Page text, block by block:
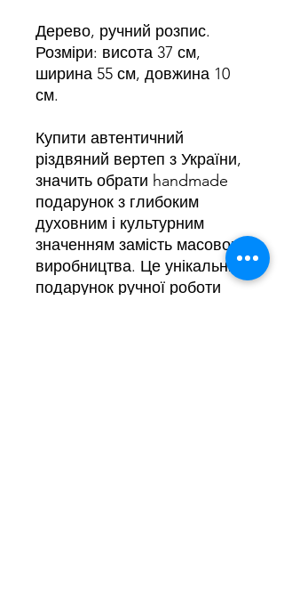
Дерево, ручний розпис.
Розміри: висота 37 см,
ширина 55 см, довжина 10
см.
Купити автентичний
різдвяний вертеп з України,
значить обрати handmade
подарунок з глибоким
духовним і культурним
значенням замість масового
виробництва. Це унікальний
подарунок ручної роботи